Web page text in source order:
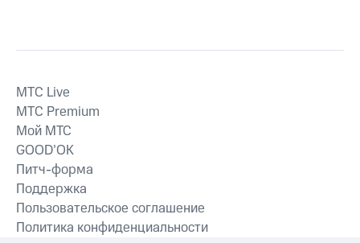
MTС Live
MTС Premium
Мой МТС
GOOD’OK
Питч-форма
Поддержка
Пользовательское соглашение
Политика конфиденциальности